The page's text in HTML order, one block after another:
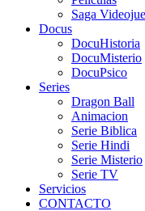
Saga
Docus
DocuHistoria
DocuMisterio
DocuPsico
Series
Dragon Ball
Animacion
Serie Biblica
Serie Hindi
Serie Misterio
Serie TV
Servicios
CONTACTO